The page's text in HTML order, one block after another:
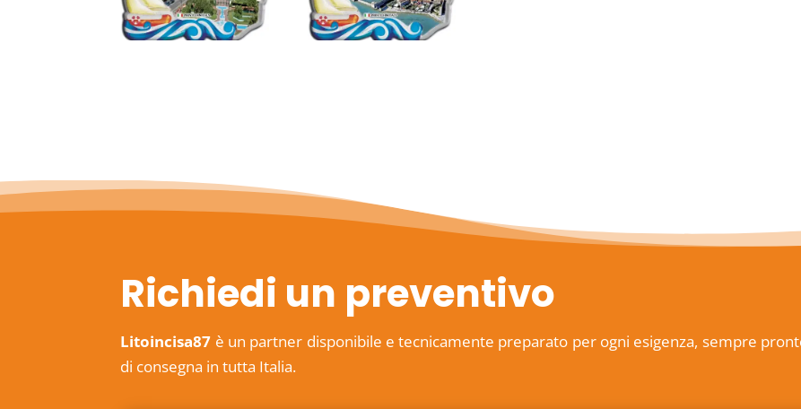
Richiedi un preventivo
Litoincisa87 è un partner disponibile e tecnicamente preparato per ogni esigenza, sempre
di consegna in tutta Italia.